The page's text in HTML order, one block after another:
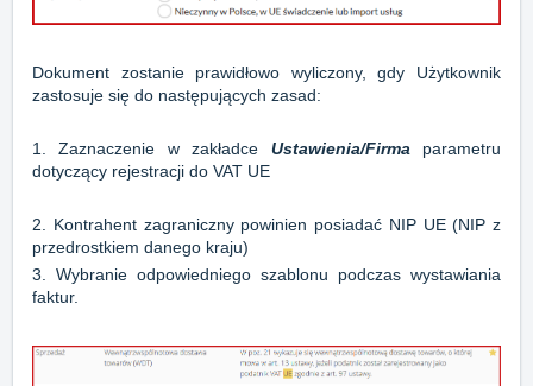
Dokument zostanie prawidłowo wyliczony, gdy Użytkownik
zastosuje się do następujących zasad:
1. Zaznaczenie w zakładce Ustawienia/Firma parametru
dotyczący rejestracji do VAT UE
2. Kontrahent zagraniczny powinien posiadać NIP UE (NIP z
przedrostkiem danego kraju)
3. Wybranie odpowiedniego szablonu podczas wystawiania
faktur.